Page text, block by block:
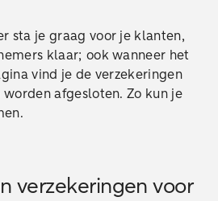
sta je graag voor je klanten,
klaar; ook wanneer het
vind je de verzekeringen
afgesloten. Zo kun je
verzekeringen voor